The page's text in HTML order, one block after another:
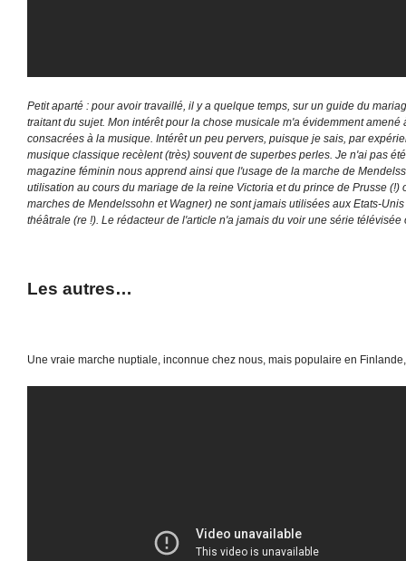
Petit aparté : pour avoir travaillé, il y a quelque temps, sur un guide du
traitant du sujet. Mon intérêt pour la chose musicale m'a évidemment
consacrées à la musique. Intérêt un peu pervers, puisque je sais, par
musique classique recèlent (très) souvent de superbes perles. Je n'ai pas
magazine féminin nous apprend ainsi que l'usage de la marche de
utilisation au cours du mariage de la reine Victoria et du prince de Prusse (!)
marches de Mendelssohn et Wagner) ne sont jamais utilisées aux Etats-
théâtrale (re !). Le rédacteur de l'article n'a jamais du voir une série
Les autres…
Une vraie marche nuptiale, inconnue chez nous, mais populaire en